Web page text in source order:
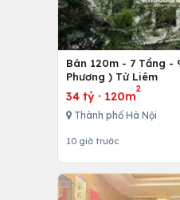
Bán 120m - 7 Tầng -
Phương ) Từ Liêm
34 tỷ · 120m
2
Thành phố Hà Nội
10 giờ trước